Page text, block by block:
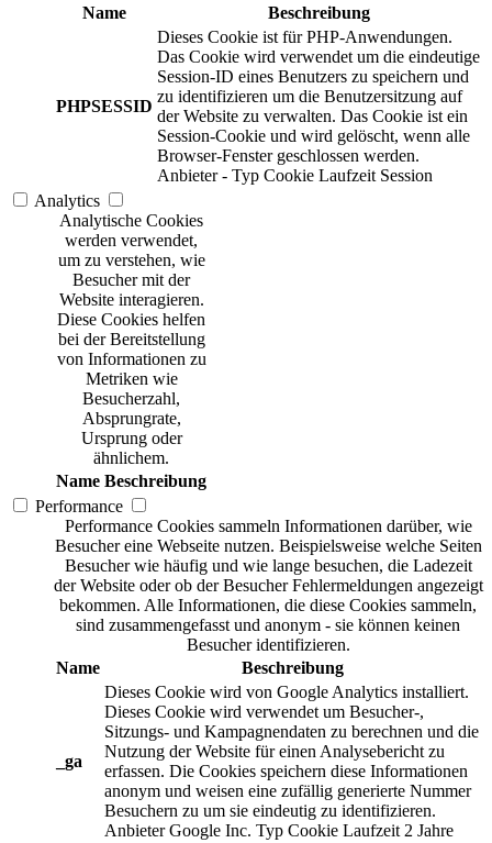
Name
Beschreibung
PHPSESSID
Dieses Cookie ist für PHP-Anwendungen.
Das Cookie wird verwendet um die eindeutige
Session-ID eines Benutzers zu speichern und
zu identifizieren um die Benutzersitzung auf
der Website zu verwalten. Das Cookie ist ein
Session-Cookie und wird gelöscht, wenn alle
Browser-Fenster geschlossen werden.
Anbieter - Typ Cookie Laufzeit Session
Analytics
Analytische Cookies
werden verwendet,
um zu verstehen, wie
Besucher mit der
Website interagieren.
Diese Cookies helfen
bei der Bereitstellung
von Informationen zu
Metriken wie
Besucherzahl,
Absprungrate,
Ursprung oder
ähnlichem.
Name Beschreibung
Performance
Performance Cookies sammeln Informationen darüber, wie
Besucher eine Webseite nutzen. Beispielsweise welche Seiten
Besucher wie häufig und wie lange besuchen, die Ladezeit
der Website oder ob der Besucher Fehlermeldungen angezeigt
bekommen. Alle Informationen, die diese Cookies sammeln,
sind zusammengefasst und anonym - sie können keinen
Besucher identifizieren.
Name
Beschreibung
_ga
Dieses Cookie wird von Google Analytics installiert.
Dieses Cookie wird verwendet um Besucher-,
Sitzungs- und Kampagnendaten zu berechnen und die
Nutzung der Website für einen Analysebericht zu
erfassen. Die Cookies speichern diese Informationen
anonym und weisen eine zufällig generierte Nummer
Besuchern zu um sie eindeutig zu identifizieren.
Anbieter Google Inc. Typ Cookie Laufzeit 2 Jahre